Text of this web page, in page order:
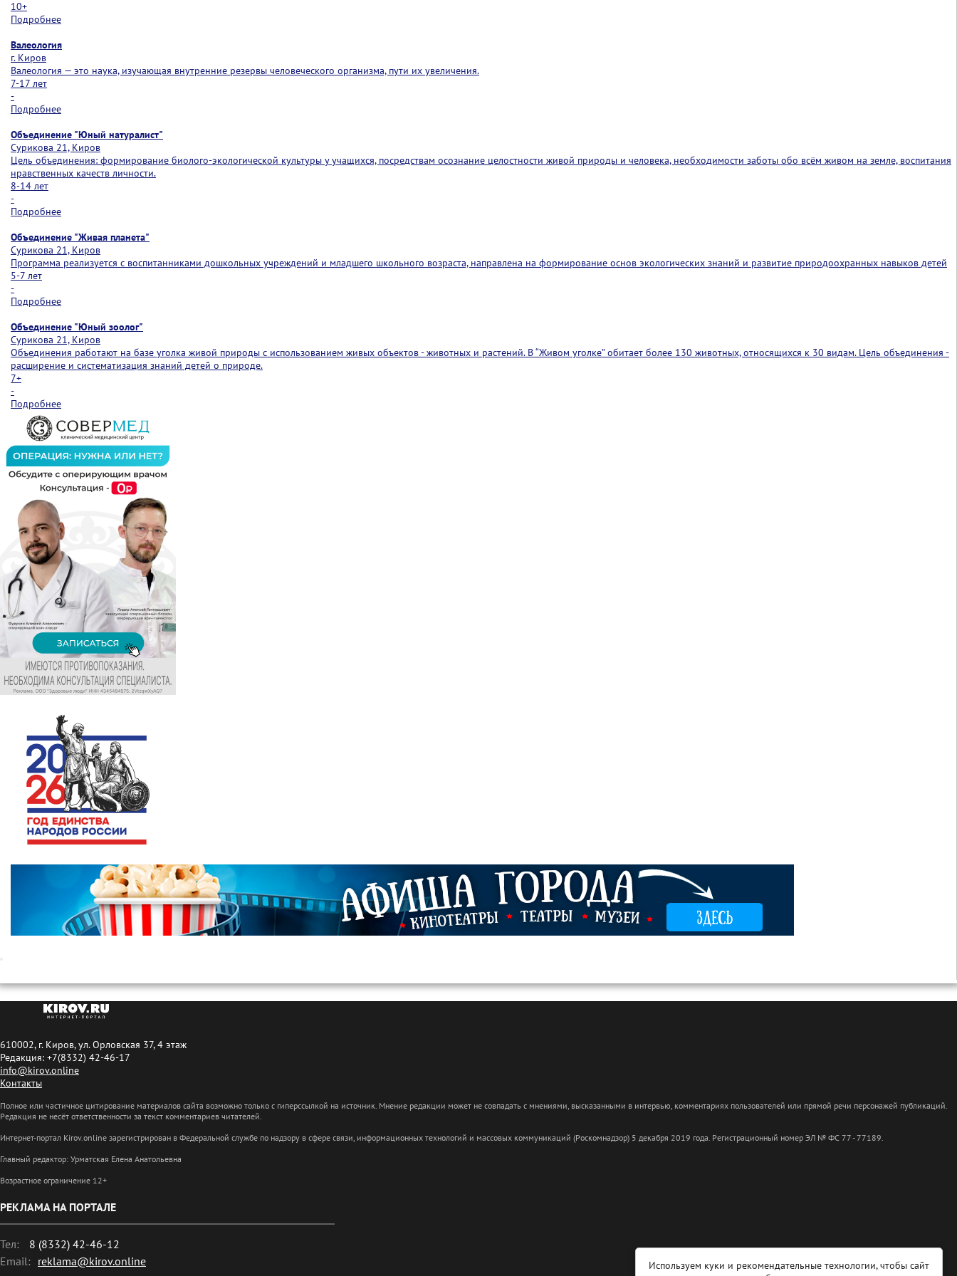
10+
Подробнее
Валеология
г. Киров
Валеология — это наука, изучающая внутренние резервы человеческого организма, пути их увеличения.
7-17 лет
-
Подробнее
Объединение "Юный натуралист"
Сурикова 21, Киров
Цель объединения: формирование биолого-экологической культуры у учащихся, посредствам осознание целостности живой природы и человека, необходимости заботы обо всём живом на земле, воспитания
нравственных качеств личности.
8-14 лет
-
Подробнее
Объединение "Живая планета"
Сурикова 21, Киров
Программа реализуется с воспитанниками дошкольных учреждений и младшего школьного возраста, направлена на формирование основ экологических знаний и развитие природоохранных навыков детей
5-7 лет
-
Подробнее
Объединение "Юный зоолог"
Сурикова 21, Киров
Объединения работают на базе уголка живой природы с использованием живых объектов - животных и растений. В “Живом уголке” обитает более 130 животных, относящихся к 30 видам. Цель объединения -
расширение и систематизация знаний детей о природе.
7+
-
Подробнее
610002, г. Киров, ул. Орловская 37, 4 этаж
Редакция: +7(8332) 42-46-17
info@kirov.online
Контакты
Полное или частичное цитирование материалов сайта возможно только с гиперссылкой на источник. Мнение редакции может не совпадать с мнениями, высказанными в интервью, комментариях пользователей или прямой речи персонажей публикаций.
Редакция не несёт ответственности за текст комментариев читателей.
Интернет-портал Kirov.online зарегистрирован в Федеральной службе по надзору в сфере связи, информационных технологий и массовых коммуникаций (Роскомнадзор) 5 декабря 2019 года. Регистрационный номер ЭЛ № ФС 77 - 77189.
Главный редактор: Урматская Елена Анатольевна
Возрастное ограничение 12+
РЕКЛАМА НА ПОРТАЛЕ
Тел:
8 (8332) 42-46-12
Email: reklama@kirov.online
Используем куки и рекомендательные технологии, чтобы сайт